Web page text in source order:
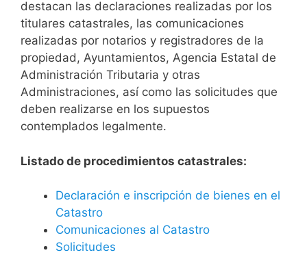
destacan las declaraciones realizadas por los
titulares catastrales, las comunicaciones
realizadas por notarios y registradores de la
propiedad, Ayuntamientos, Agencia Estatal de
Administración Tributaria y otras
Administraciones, así como las solicitudes que
deben realizarse en los supuestos
contemplados legalmente.
Listado de procedimientos catastrales:
Declaración e inscripción de bienes en el
Catastro
Comunicaciones al Catastro
Solicitudes